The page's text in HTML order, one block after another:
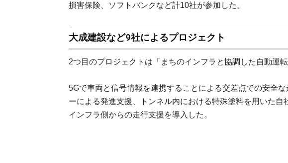
損害保険、ソフトバンクなど計10社が参加した。
大成建設など9社によるプロジェクト
2つ目のプロジェクトは「まちのインフラと協調した自動運
5Gで車両と信号情報を連携することによる交差点での安全
ーによる発進支援、トンネル内における特殊塗料を用いた自
インフラ側からの走行支援を導入した。